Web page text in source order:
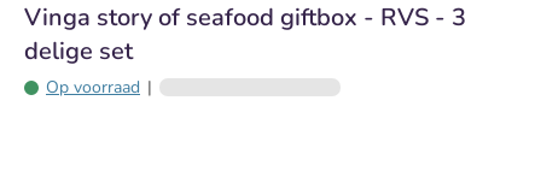
Vinga story of seafood giftbox - RVS - 3
delige set
Op voorraad |